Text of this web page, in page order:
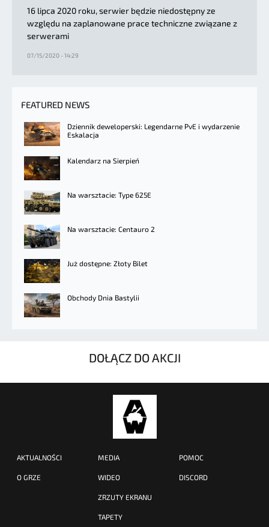
16 lipca 2020 roku, serwier będzie niedostępny ze
względu na zaplanowane prace techniczne związane z
serwerami
07/15/2020 - 14:29
FEATURED NEWS
Dziennik deweloperski: Legendarne PvE i wydarzenie
Eskalacja
Kalendarz na Sierpień
Na warsztacie: Type 625E
Na warsztacie: Centauro 2
Już dostępne: Złoty Bilet
Obchody Dnia Bastylii
DOŁĄCZ DO AKCJI
AKTUALNOŚCI
O GRZE
MEDIA
WIDEO
ZRZUTY EKRANU
TAPETY
POMOC
DISCORD